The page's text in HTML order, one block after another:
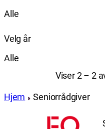
Alle
Velg år
Alle
Viser 2 – 2
Hjem Seniorrådgiver